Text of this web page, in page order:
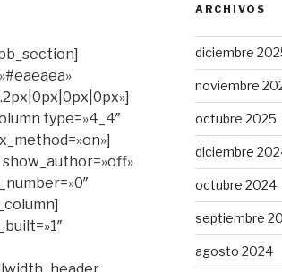
type=»4_4″
ARCHIVOS
diciembre
noviembre
octubre 2025
diciembre
octubre 2024
septiembre
agosto 2024